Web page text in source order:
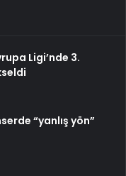
Ligi’nde 3.
“yanlış yön”